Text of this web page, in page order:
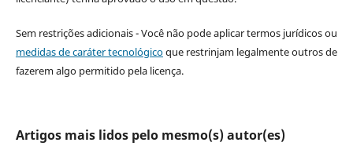
Sem restrições adicionais - Você não pode aplicar termos jurídicos ou
medidas de caráter tecnológicoque restrinjam legalmente outros de
fazerem algo permitido pela licença.
Artigos mais lidos pelo mesmo(s) autor(es)